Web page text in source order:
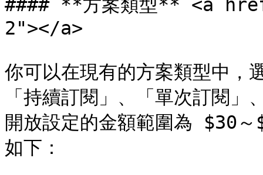
#### **方案類型** <a
2"></a>
你可以在現有的方案類型中，
「持續訂閱」、「單次訂閱
開放設定的金額範圍為 $30
如下：